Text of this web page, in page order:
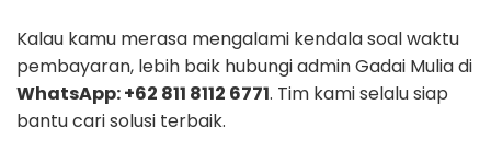
Kalau kamu merasa mengalami kendala soal waktu
pembayaran, lebih baik hubungi admin Gadai Mulia di
WhatsApp: +62 811 8112 6771. Tim kami selalu siap
bantu cari solusi terbaik.